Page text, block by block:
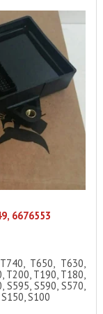
6676553
T650, T630,
T200, T190, T180,
S595, S590, S570,
S100